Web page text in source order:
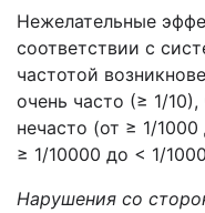
Нежелательные
соответствии с
частотой
очень часто (≥ 1/
нечасто (от ≥ 1/
≥ 1/10000 до < 1/
Нарушения со